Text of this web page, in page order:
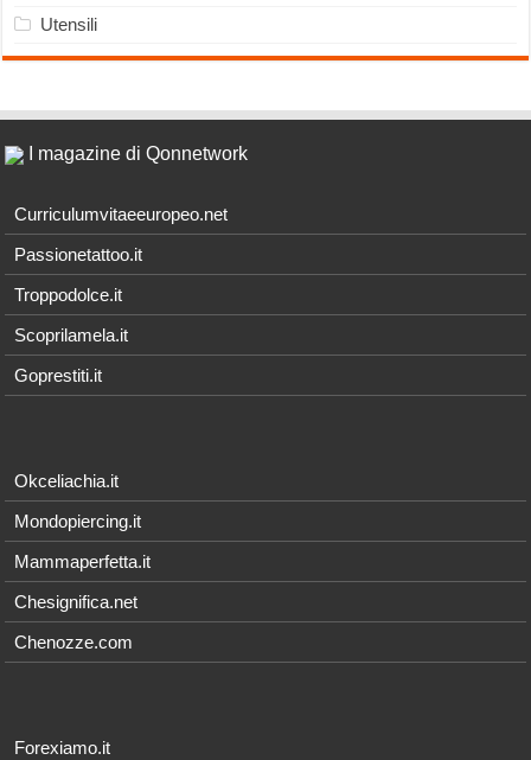
Utensili
I magazine di Qonnetwork
Curriculumvitaeeuropeo.net
Passionetattoo.it
Troppodolce.it
Scoprilamela.it
Goprestiti.it
Okceliachia.it
Mondopiercing.it
Mammaperfetta.it
Chesignifica.net
Chenozze.com
Forexiamo.it